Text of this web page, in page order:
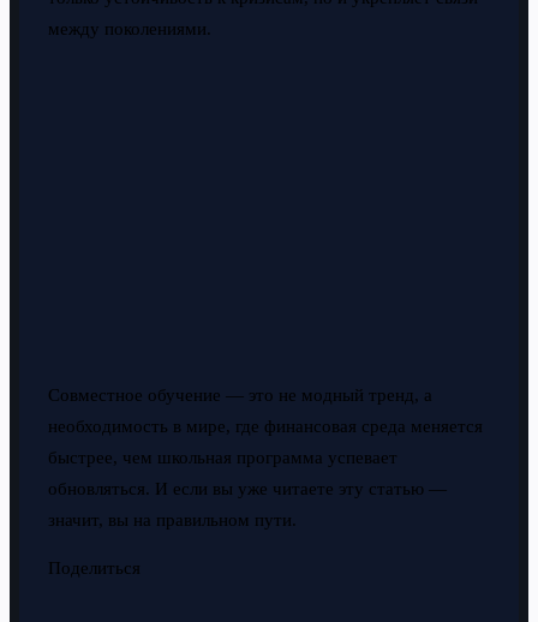
между поколениями.
Совместное обучение — это не модный тренд, а
необходимость в мире, где финансовая среда меняется
быстрее, чем школьная программа успевает
обновляться. И если вы уже читаете эту статью —
значит, вы на правильном пути.
Поделиться